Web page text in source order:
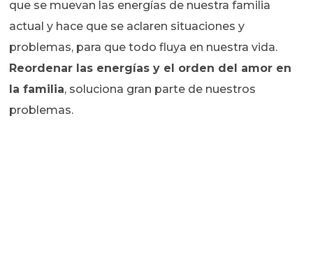
que se muevan las energías de nuestra familia
actual y hace que se aclaren situaciones y
problemas, para que todo fluya en nuestra vida.
Reordenar las energías y el orden del amor en
la familia, soluciona gran parte de nuestros
problemas.